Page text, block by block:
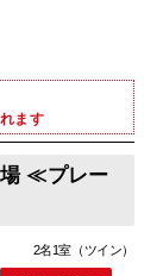
ます
場 ≪プレー
2名1室（ツイン）